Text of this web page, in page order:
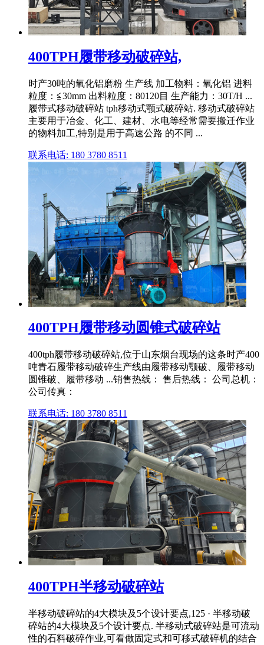
400TPH履带移动破碎站,
时产30吨的氧化铝磨粉 生产线 加工物料：氧化铝 进料
粒度：≦30mm 出料粒度：80120目 生产能力：30T/H ...
履带式移动破碎站 tph移动式颚式破碎站. 移动式破碎站
主要用于冶金、化工、建材、水电等经常需要搬迁作业
的物料加工,特别是用于高速公路 的不同 ...
联系电话: 180 3780 8511
400TPH履带移动圆锥式破碎站
400tph履带移动破碎站,位于山东烟台现场的这条时产400
吨青石履带移动破碎生产线由履带移动颚破、履带移动
圆锥破、履带移动 ...销售热线： 售后热线： 公司总机：
公司传真：
联系电话: 180 3780 8511
400TPH半移动破碎站
半移动破碎站的4大模块及5个设计要点,125 · 半移动破
碎站的4大模块及5个设计要点. 半移动式破碎站是可流动
性的石料破碎作业,可看做固定式和可移式破碎机的结合